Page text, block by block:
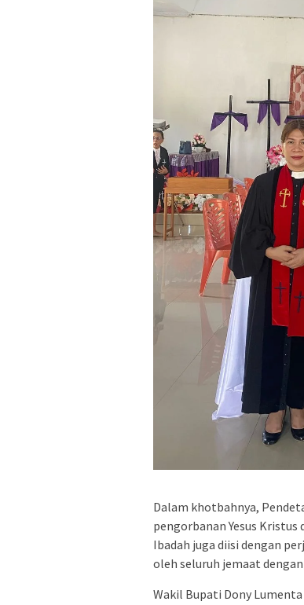
Dalam khotbahnya,
pengorbanan Yesus Kristus
Ibadah juga diisi dengan
oleh seluruh jemaat
Wakil Bupati Dony